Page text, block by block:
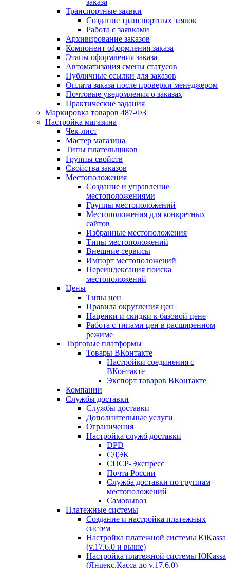
заказа
Транспортные заявки
Создание транспортных заявок
Работа с заявками
Архивирование заказов
Компонент оформления заказа
Этапы оформления заказа
Автоматизация смены статусов
Публичные ссылки для заказов
Оплата заказа после проверки менеджером
Почтовые уведомления о заказах
Практические задания
Маркировка товаров 487-ФЗ
Настройка магазина
Чек-лист
Мастер магазина
Типы плательщиков
Группы свойств
Свойства заказов
Местоположения
Создание и управление
местоположениями
Группы местоположений
Местоположения для конкретных
сайтов
Избранные местоположения
Типы местоположений
Внешние сервисы
Импорт местоположений
Переиндексация поиска
местоположений
Цены
Типы цен
Правила округления цен
Наценки и скидки к базовой цене
Работа с типами цен в расширенном
режиме
Торговые платформы
Товары ВКонтакте
Настройки соединения с
ВКонтакте
Экспорт товаров ВКонтакте
Компании
Службы доставки
Службы доставки
Дополнительные услуги
Ограничения
Настройка служб доставки
DPD
СДЭК
СПСР-Экспресс
Почта России
Служба доставки по группам
местоположений
Самовывоз
Платежные системы
Создание и настройка платежных
систем
Настройка платежной системы ЮKassa
(v.17.6.0 и выше)
Настройка платежной системы ЮKassa
(Яндекс.Касса до v.17.6.0)